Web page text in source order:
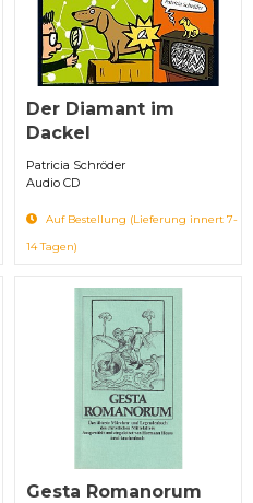
Der Diamant im
Dackel
Patricia Schröder
Audio CD
Auf Bestellung (Lieferung innert 7-
14 Tagen)
Gesta Romanorum